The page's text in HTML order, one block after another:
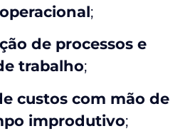
;
de processos e
trabalho;
custos com mão de
improdutivo;